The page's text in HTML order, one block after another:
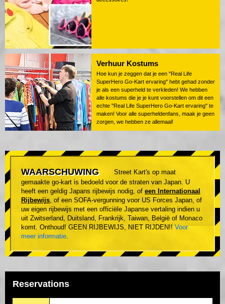
Verhuur Kostums
Hoe kun je zeggen dat je een "Real Life
SuperHero Go-Kart ervaring" hebt gehad zonder
je als een superheld te verkleden! We hebben
alle kostums die je je kunt voorstellen om dit een
echte "Real Life SuperHero Go-Kart ervaring" te
maken! Voor alle superheldenfans, maak je geen
zorgen, we hebben ze allemaal!
WAARSCHUWING
Street Kart's op maat
gemaakte go-kart is bedoeld voor de straten van Japan. U
heeft een geldig Japans rijbewijs nodig, of een Internationaal
Rijbewijs, of een SOFA-vergunning voor US Forces Japan, of
uw eigen rijbewijs met een officiële Japanse vertaling indien u
uit Zwitserland, Duitsland, Frankrijk, Taiwan, België of Monaco
komt. Onthoud! GEEN RIJBEWIJS, NIET RIJDEN!! Voor
meer informatie.
Reservations